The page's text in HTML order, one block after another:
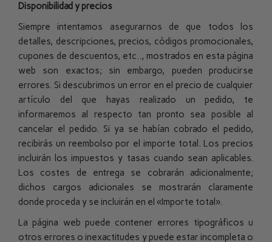
Disponibilidad y precios
Siempre intentamos asegurarnos de que todos los
detalles, descripciones, precios, códigos promocionales,
cupones de descuentos, etc.., mostrados en esta página
web son exactos; sin embargo, pueden producirse
errores. Si descubrimos un error en el precio de cualquier
artículo del que hayas realizado un pedido, te
informaremos al respecto tan pronto sea posible al
cancelar el pedido. Si ya se habían cobrado el pedido,
recibirás un reembolso por el importe total. Los precios
incluirán los impuestos y tasas cuando sean aplicables.
Los costes de entrega se cobrarán adicionalmente;
dichos cargos adicionales se mostrarán claramente
donde proceda y se incluirán en el «Importe total».
La página web puede contener errores tipográficos u
otros errores o inexactitudes y puede estar incompleta o